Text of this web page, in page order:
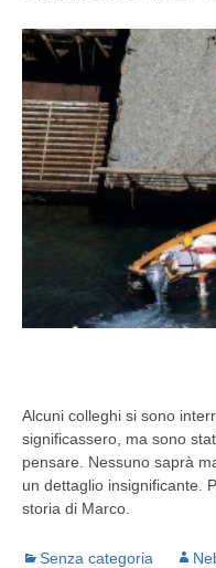
Alcuni colleghi si sono
significassero, ma sono
pensare. Nessuno saprà
un dettaglio insignificante.
storia di Marco.
Senza categoria